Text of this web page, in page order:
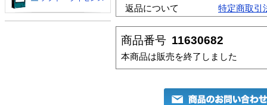
返品について
特定商取引
商品番号 11630682
本商品は販売を終了しました